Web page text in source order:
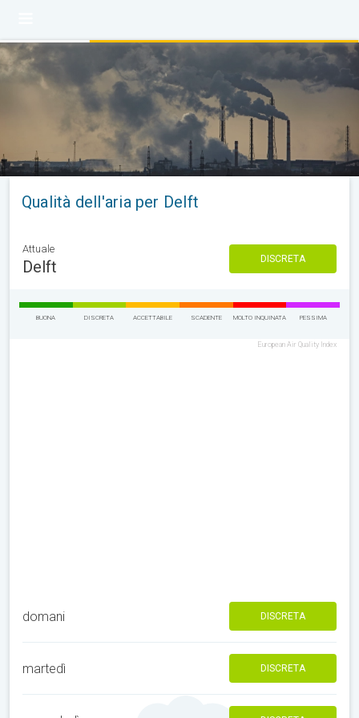
Qualità dell'aria per Delft
Attuale
Delft DISCRETA
BUONA DISCRETA ACCETTABILE SCADENTE MOLTO INQUINATA PESSIMA
European Air Quality Index
domani DISCRETA
martedì DISCRETA